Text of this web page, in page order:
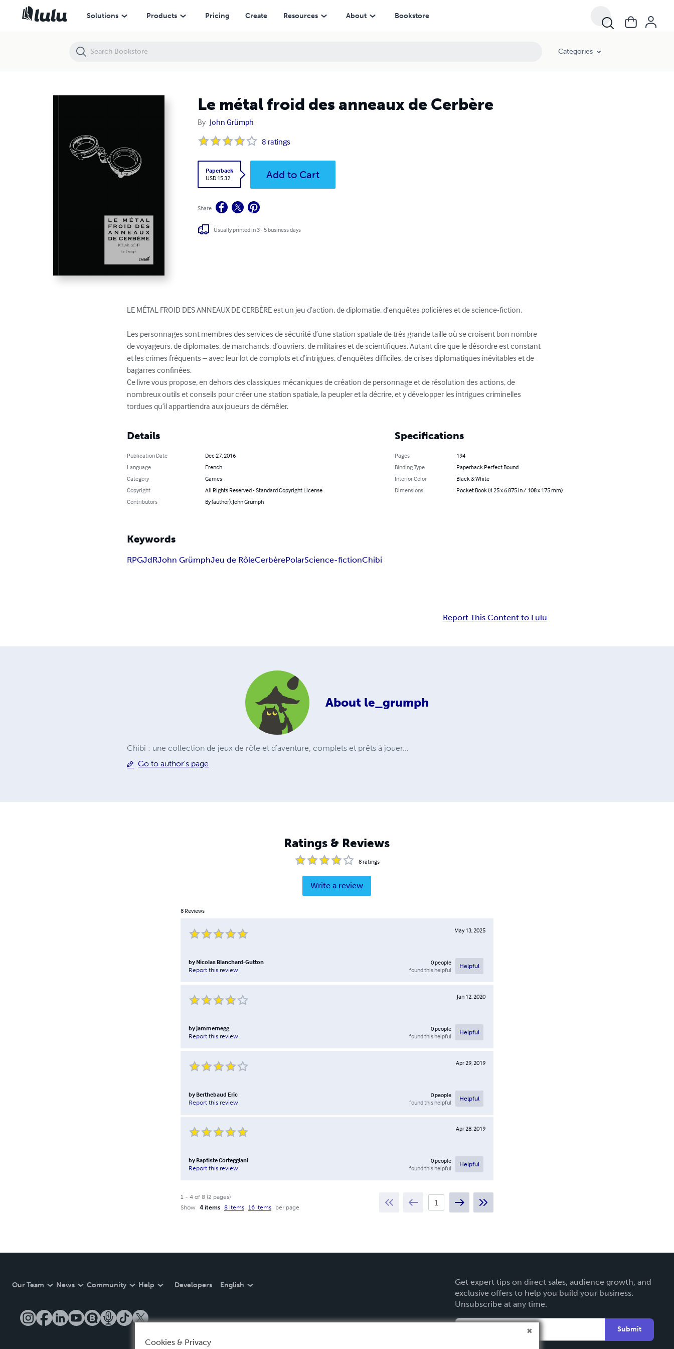
Solutions Products Pricing Create Resources About Bookstore
Categories
Le métal froid des anneaux de Cerbère
By John Grümph
8 ratings
Paperback
USD 15.32
Add to Cart
Share
Usually printed in 3 - 5 business days
LE MÉTAL FROID DES ANNEAUX DE CERBÈRE est un jeu d’action, de diplomatie, d’enquêtes policières et de science-fiction.
Les personnages sont membres des services de sécurité d’une station spatiale de très grande taille où se croisent bon nombre
de voyageurs, de diplomates, de marchands, d’ouvriers, de militaires et de scientifiques. Autant dire que le désordre est constant
et les crimes fréquents – avec leur lot de complots et d’intrigues, d’enquêtes difficiles, de crises diplomatiques inévitables et de
bagarres confinées.
Ce livre vous propose, en dehors des classiques mécaniques de création de personnage et de résolution des actions, de
nombreux outils et conseils pour créer une station spatiale, la peupler et la décrire, et y développer les intrigues criminelles
tordues qu’il appartiendra aux joueurs de démêler.
Details
Publication Date
Dec 27, 2016
Language
French
Category
Games
Copyright
All Rights Reserved - Standard Copyright License
Contributors
By (author): John Grümph
Specifications
Pages
194
Binding Type
Paperback Perfect Bound
Interior Color
Black & White
Dimensions
Pocket Book (4.25 x 6.875 in / 108 x 175 mm)
Keywords
RPGJdRJohn GrümphJeu de RôleCerbèrePolarScience-fictionChibi
Report This Content to Lulu
About le_grumph
Chibi : une collection de jeux de rôle et d'aventure, complets et prêts à jouer...
Go to author's page
Ratings & Reviews
8ratings
Write a review
8 Reviews
May 13, 2025
by Nicolas Blanchard-Gutton
Report this review
0people
found this helpful
Helpful
Jan 12, 2020
by jammernegg
Report this review
0people
found this helpful
Helpful
Apr 29, 2019
by Berthebaud Eric
Report this review
0people
found this helpful
Helpful
Apr 28, 2019
by Baptiste Corteggiani
Report this review
0people
found this helpful
Helpful
1- 4 of 8(2 pages)
Show 4 items 8 items 16 items per page
Our Team News Community Help Developers English
Get expert tips on direct sales, audience growth, and
exclusive offers to help you build your business.
Unsubscribe at any time.
Submit
Le métal froid des anneaux de Cerbère
Cookies & Privacy